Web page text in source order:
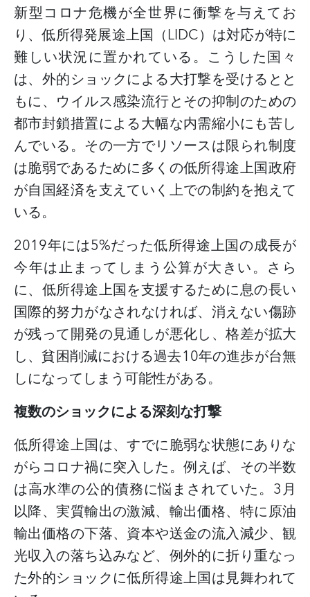
新型コロナ危機が全世界に衝撃を与えてお
り、低所得発展途上国（LIDC）は対応が特に
難しい状況に置かれている。 こうした国々
は、外的ショックによる大打撃を受けるとと
もに、ウイルス感染流行とその抑制のための
都市封鎖措置による大幅な内需縮小にも苦し
んでいる。その一方でリソースは限られ制度
は脆弱であるために多くの低所得途上国政府
が自国経済を支えていく上での制約を抱えて
いる。
2019年には5%だった低所得途上国の成長が
今年は止まってしまう公算が大きい。さら
に、低所得途上国を支援するために息の長い
国際的努力がなされなければ、消えない傷跡
が残って開発の見通しが悪化し、格差が拡大
し、貧困削減における過去10年の進歩が台無
しになってしまう可能性がある。
複数のショックによる深刻な打撃
低所得途上国は、すでに脆弱な状態にありな
がらコロナ禍に突入した。例えば、その半数
は高水準の公的債務に悩まされていた。 3月
以降、実質輸出の激減、輸出価格、特に原油
輸出価格の下落、資本や送金の流入減少、観
光収入の落ち込みなど、例外的に折り重なっ
た外的ショックに低所得途上国は見舞われて